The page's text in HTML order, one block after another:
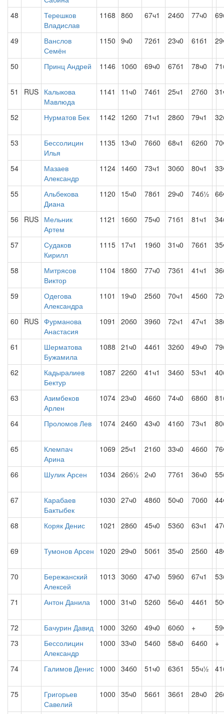
48
Терешков
Владислав
1168 8б0 67ч1 24б0 77ч0
49
Ванслов
Семён
1150 9ч0 72б1 23ч0 61б1
50 Принц Андрей 1146 10б0 69ч0 67б1 78ч0
51 RUS Калыкова
Мавлюда
1141 11ч0 74б1 25ч1 27б0
52 Нурматов Бек 1142 12б0 71ч1 28б0 79ч1
53
Бессолицин
Илья
1135 13ч0 76б0 68ч1 62б0
54
Мазаев
Александр
1124 14б0 73ч1 30б0 80ч1
55
Альбекова
Диана
1120 15ч0 78б1 29ч0 74б½
56 RUS Мельник
Артем
1121 16б0 75ч0 71б1 81ч1
57
Судаков
Кирилл
1115 17ч1 19б0 31ч0 76б1
58
Митрясов
Виктор
1104 18б0 77ч0 73б1 41ч1
59
Одегова
Александра
1101 19ч0 25б0 70ч1 45б0
60 RUS Фурманова
Анастасия
1091 20б0 39б0 72ч1 47ч1
61
Шерматова
Бужамила
1088 21ч0 44б1 32б0 49ч0
62
Кадыралиев
Бектур
1087 22б0 41ч1 34б0 53ч1
63
Азимбеков
Арлен
1074 23ч0 46б0 74ч0 68б0
64 Проломов Лев 1074 24б0 43ч0 41б0 73ч1
65
Клемпач
Арина
1069 25ч1 21б0 33ч0 46б0
66 Шулик Арсен 1034 26б½ 2ч0 77б1 36ч0
67
Карабаев
Бактыбек
1030 27ч0 48б0 50ч0 70б0
68 Коряк Денис 1021 28б0 45ч0 53б0 63ч1
69 Тумонов Арсен 1020 29ч0 50б1 35ч0 25б0
70
Бережанский
Алексей
1013 30б0 47ч0 59б0 67ч1
71 Антон Данила 1000 31ч0 52б0 56ч0 44б1
72 Бачурин Давид 1000 32б0 49ч0 60б0 +
73
Бессолицин
Александр
1000 33ч0 54б0 58ч0 64б0 +
74 Галимов Денис 1000 34б0 51ч0 63б1 55ч½
75
Григорьев
Савелий
1000 35ч0 56б1 36б1 28ч0